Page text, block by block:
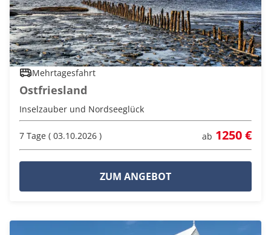
Mehrtagesfahrt
Ostfriesland
Inselzauber und Nordseeglück
7 Tage ( 03.10.2026 ) ab 1250 €
ZUM ANGEBOT